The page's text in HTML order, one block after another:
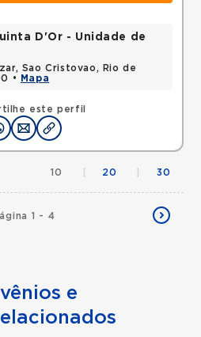
este perfil
D'Or - Unidade de
Sao Cristovao, Rio de
•
Mapa
1 - 4
10 20 30
e